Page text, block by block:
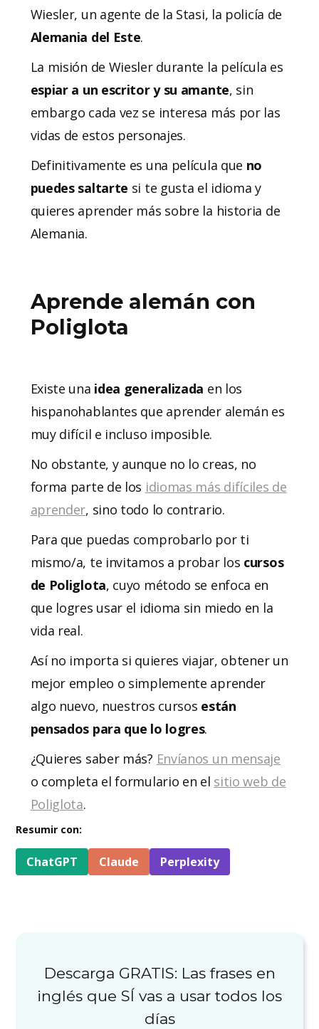
Descarga GRATIS: Las frases en
inglés que SÍ vas a usar todos los
días
Wiesler, un agente de la Stasi, la policía de
Alemania del Este.
La misión de Wiesler durante la película es
espiar a un escritor y su amante, sin
embargo cada vez se interesa más por las
vidas de estos personajes.
Definitivamente es una película que no
puedes saltarte si te gusta el idioma y
quieres aprender más sobre la historia de
Alemania.
Aprende alemán con
Poliglota
Existe una idea generalizada en los
hispanohablantes que aprender alemán es
muy difícil e incluso imposible.
No obstante, y aunque no lo creas, no
forma parte de los idiomas más difíciles de
aprender, sino todo lo contrario.
Para que puedas comprobarlo por ti
mismo/a, te invitamos a probar los cursos
de Poliglota, cuyo método se enfoca en
que logres usar el idioma sin miedo en la
vida real.
Así no importa si quieres viajar, obtener un
mejor empleo o simplemente aprender
algo nuevo, nuestros cursos están
pensados para que lo logres.
¿Quieres saber más? Envíanos un mensaje
o completa el formulario en el sitio web de
Poliglota.
Resumir con:
ChatGPT Claude Perplexity